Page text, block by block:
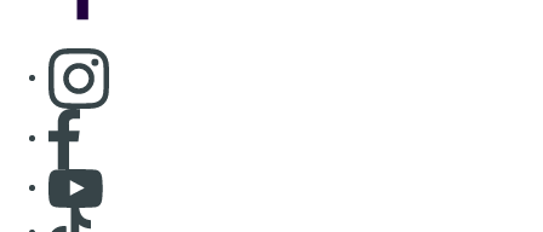
Consulter page Instagram
Consulter page Facebook
Consulter Youtube
Consulter TikTok